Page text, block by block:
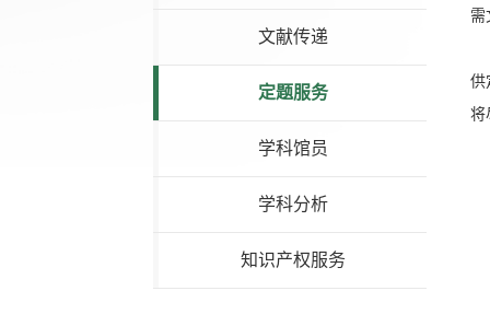
文献传递
定题服务
学科馆员
学科分析
知识产权服务
需
供
将